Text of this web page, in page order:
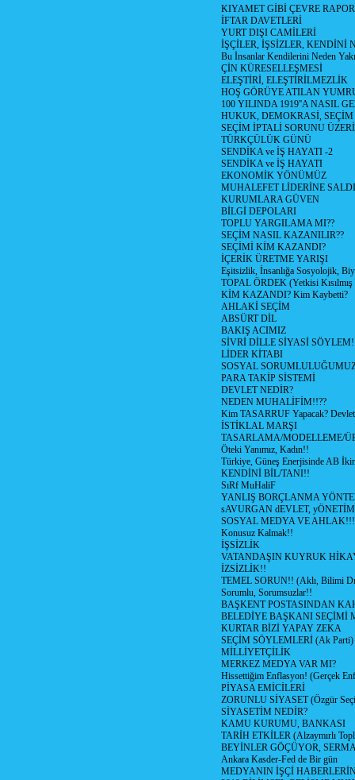
KIYAMET GİBİ ÇEVRE
İFTAR DAVETLERİ
YURT DIŞI CAMİLERİ
İŞÇİLER, İŞSİZLER, KENDİNİ
Bu İnsanlar Kendilerini Neden
ÇİN KÜRESELLEŞMESİ
ELEŞTİRİ, ELEŞTİRİLMEZLİK
HOŞ GÖRÜYE ATILAN
100 YILINDA 1919''A NASIL
HUKUK, DEMOKRASİ, SEÇİM
SEÇİM İPTALİ SORUNU
TÜRKÇÜLÜK GÜNÜ
SENDİKA ve İŞ HAYATI -2
SENDİKA ve İŞ HAYATI
EKONOMİK YÖNÜMÜZ
MUHALEFET LİDERİNE
KURUMLARA GÜVEN
BİLGİ DEPOLARI
TOPLU YARGILAMA MI??
SEÇİM NASIL KAZANILIR??
SEÇİMİ KİM KAZANDI?
İÇERİK ÜRETME YARIŞI
Eşitsizlik, İnsanlığa Sosyolojik,
TOPAL ÖRDEK (Yetkisi
KİM KAZANDI? Kim Kaybetti?
AHLAKİ SEÇİM
ABSÜRT DİL
BAKIŞ ACIMIZ
SİVRİ DİLLE SİYASİ
LİDER KİTABI
SOSYAL
PARA TAKİP SİSTEMİ
DEVLET NEDİR?
NEDEN MUHALİFİM!!??
Kim TASARRUF Yapacak? Devlet
İSTİKLAL MARŞI
TASARLAMA/MODELLEME/
Öteki Yanımız, Kadın!!
Türkiye, Güneş Enerjisinde AB
KENDİNİ BİL/TANI!!
SıRf MuHaliF
YANLIŞ BORÇLANMA
sAVURGAN dEVLET,
SOSYAL MEDYA VE AHLAK!!!
Konusuz Kalmak!!
İŞSİZLİK
VATANDAŞIN KUYRUK
İZSİZLİK!!
TEMEL SORUN!! (Aklı, Bilimi
Sorumlu, Sorumsuzlar!!
BAŞKENT POSTASINDAN
BELEDİYE BAŞKANI SEÇİMİ
KURTAR BİZİ YAPAY ZEKA
SEÇİM SÖYLEMLERİ (Ak Parti)
MİLLİYETÇİLİK
MERKEZ MEDYA VAR MI?
Hissettiğim Enflasyon! (Gerçek
PİYASA EMİCİLERİ
ZORUNLU SİYASET (Özgür
SİYASETİM NEDİR?
KAMU KURUMU, BANKASI
TARİH ETKİLER (Alzaymırlı
BEYİNLER GÖÇÜYOR,
Ankara Kasder-Fed de Bir gün
MEDYANIN İŞÇİ